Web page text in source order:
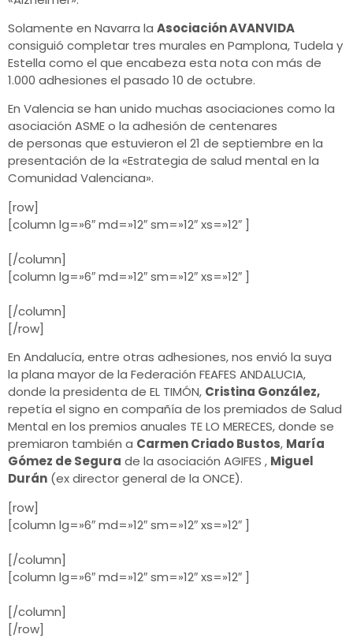
Solamente en Navarra la Asociación AVANVIDA
consiguió completar tres murales en Pamplona, Tudela y
Estella como el que encabeza esta nota con más de
1.000 adhesiones el pasado 10 de octubre.
En Valencia se han unido muchas asociaciones como la
asociación ASME o la adhesión de centenares
de personas que estuvieron el 21 de septiembre en la
presentación de la «Estrategia de salud mental en la
Comunidad Valenciana».
[row]
[column lg=»6″ md=»12″ sm=»12″ xs=»12″ ]
[/column]
[column lg=»6″ md=»12″ sm=»12″ xs=»12″ ]
[/column]
[/row]
En Andalucía, entre otras adhesiones, nos envió la suya
la plana mayor de la Federación FEAFES ANDALUCIA,
donde la presidenta de EL TIMÓN, Cristina González,
repetía el signo en compañía de los premiados de Salud
Mental en los premios anuales TE LO MERECES, donde se
premiaron también a Carmen Criado Bustos, María
Gómez de Segura de la asociación AGIFES , Miguel
Durán (ex director general de la ONCE).
[row]
[column lg=»6″ md=»12″ sm=»12″ xs=»12″ ]
[/column]
[column lg=»6″ md=»12″ sm=»12″ xs=»12″ ]
[/column]
[/row]